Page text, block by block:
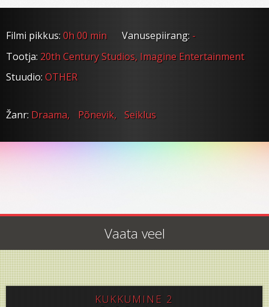
Filmi pikkus:0h 00 min Vanusepiirang:-
Tootja: 20th Century Studios, Imagine Entertainment
Stuudio:OTHER
Žanr: Draama, Põnevik, Seiklus
Vaata veel
KUKKUMINE 2